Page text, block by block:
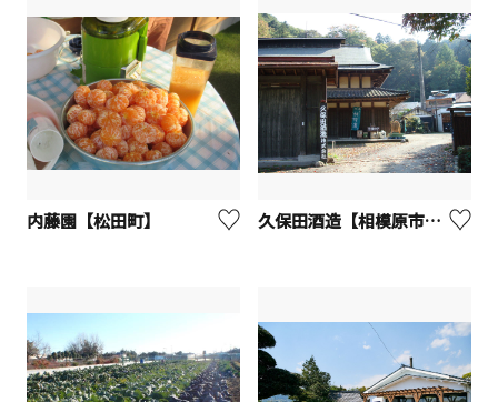
内藤園【松田町】 久保田酒造【相模原市緑区】